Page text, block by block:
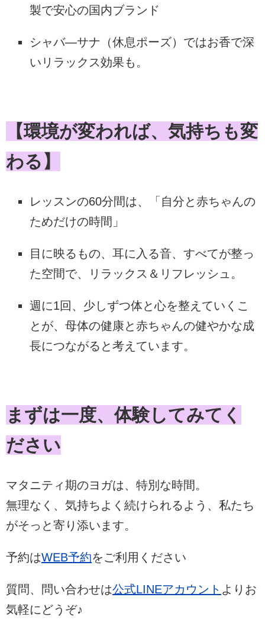
製で安心の国内ブランド
シャバ―サナ（休息ポーズ）ではお香で深
いリラックス効果も。
【環境が変われば、気持ちも変
わる】
レッスンの60分間は、「自分と赤ちゃんの
ためだけの時間」
目に映るもの、耳に入る音、すべてが整っ
た空間で、リラックス＆リフレッシュ。
週に1回、少しずつ体と心を整えていくこ
とが、母体の健康と赤ちゃんの健やかな成
長につながると考えています。
まずは一度、体験してみてく
ださい
マタニティ期のヨガは、特別な時間。
無理なく、気持ちよく続けられるよう、私たち
がそっと寄り添います。
予約はWEB予約をご利用ください
質問、問い合わせは公式LINEアカウント よりお
気軽にどうぞ♪